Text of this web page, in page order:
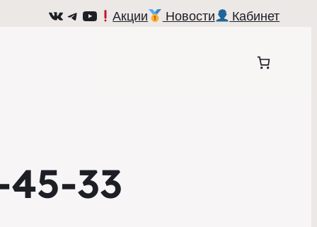
ВКонтакте
Telegram
YouTube
Акции Новости Кабинет
33